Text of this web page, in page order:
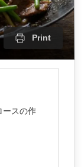
Print
ースの作